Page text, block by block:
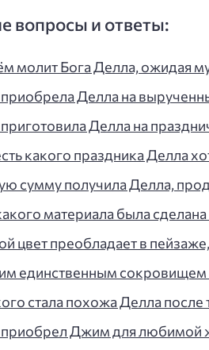
вопросы и ответы:
молит Бога Делла, ожидая
Делла на
Делла на
какого праздника Делла
сумму получила Делла,
материала была
цвет преобладает в
единственным сокровищем
стала похожа Делла после
приобрел Джим для любимой